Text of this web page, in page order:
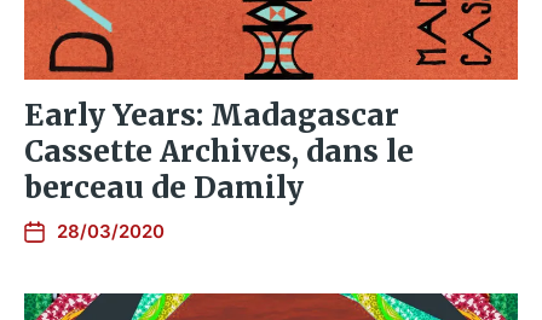
Early Years: Madagascar
Cassette Archives, dans le
berceau de Damily
28/03/2020